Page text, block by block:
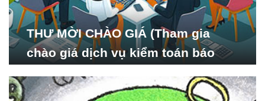
THƯ MỜI CHÀO GIÁ (Tham gia
chào giá dịch vụ kiểm toán báo
Nghiên cứu Phát triển Xã